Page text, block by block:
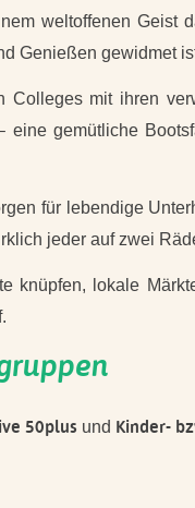
weltoffenen Geist
Genießen gewidmet
mit ihren
eine gemütliche
für lebendige
jeder auf zwei
knüpfen, lokale
50plus und Kinder-